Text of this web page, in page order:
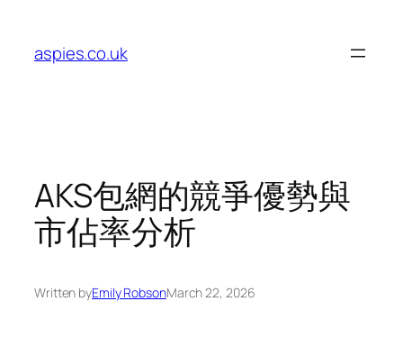
content
aspies.co.uk
AKS包網的競爭優勢與
市佔率分析
Written byEmily RobsonMarch 22, 2026